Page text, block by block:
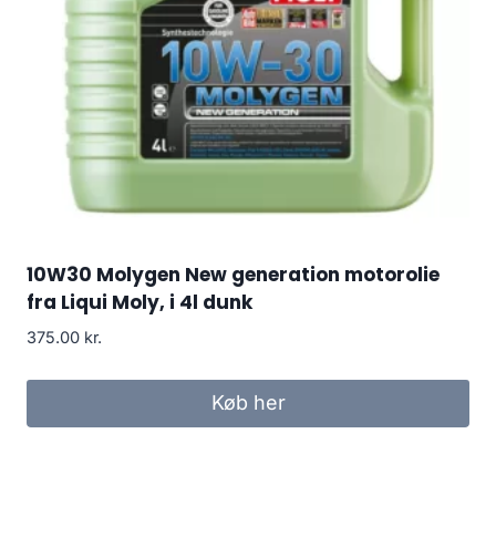
10W30 Molygen New generation motorolie
fra Liqui Moly, i 4l dunk
375.00 kr.
Køb her